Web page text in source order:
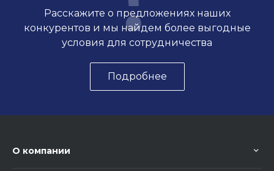
Расскажите о предложениях наших
конкурентов и мы найдем более выгодные
условия для сотрудничества
Подробнее
О компании